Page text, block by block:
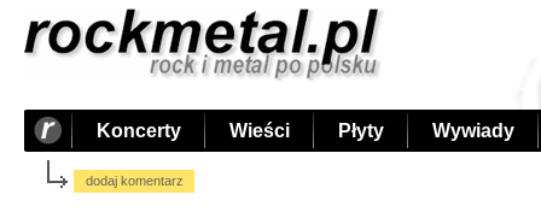
Koncerty Wieści Płyty Wywiady
dodaj komentarz